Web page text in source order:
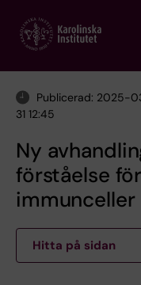
main
Publicerad: 2025-
31 12:45
Ny
förståelse
immunceller
Hitta på sidan